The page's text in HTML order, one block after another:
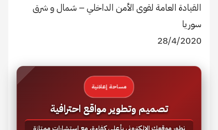
القيادة العامة لقوى الأمن الداخلي – شمال و شرق
سوريا
28/4/2020
مساحة إعلانية
تصميم وتطوير مواقع احترافية